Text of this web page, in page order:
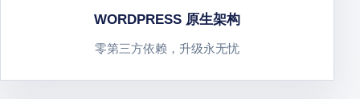
WORDPRESS 原生架构
零第三方依赖，升级永无忧